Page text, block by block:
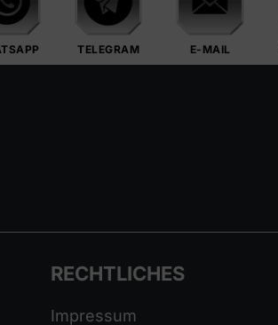
TELEGRAM E-MAIL
RECHTLICHES
Impressum